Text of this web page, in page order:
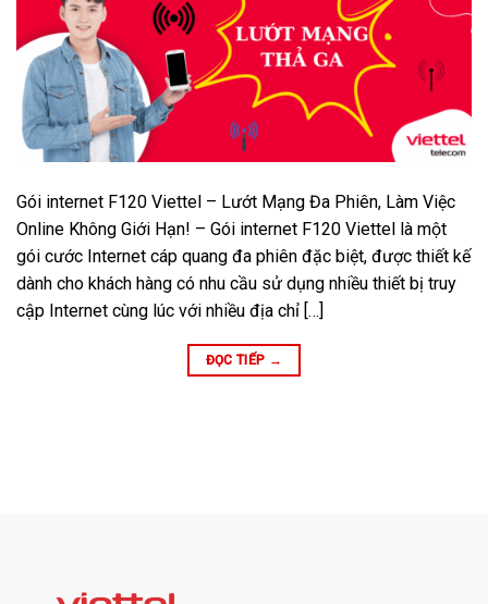
Gói internet F120 Viettel – Lướt Mạng Đa Phiên, Làm Việc
Online Không Giới Hạn! – Gói internet F120 Viettel là một
gói cước Internet cáp quang đa phiên đặc biệt, được thiết kế
dành cho khách hàng có nhu cầu sử dụng nhiều thiết bị truy
cập Internet cùng lúc với nhiều địa chỉ […]
ĐỌC TIẾP →